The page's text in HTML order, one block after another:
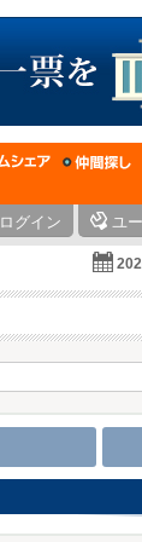
ログイン ユ